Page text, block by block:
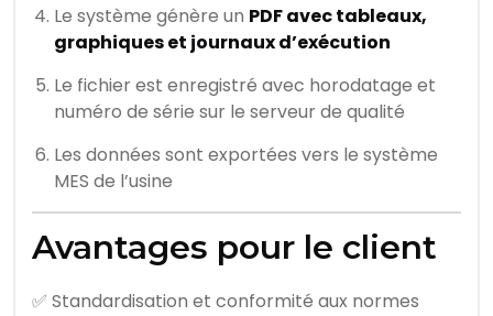
Le système génère un PDF avec tableaux,
graphiques et journaux d’exécution
Le fichier est enregistré avec horodatage et
numéro de série sur le serveur de qualité
Les données sont exportées vers le système
MES de l’usine
Avantages pour le client
✅ Standardisation et conformité aux normes